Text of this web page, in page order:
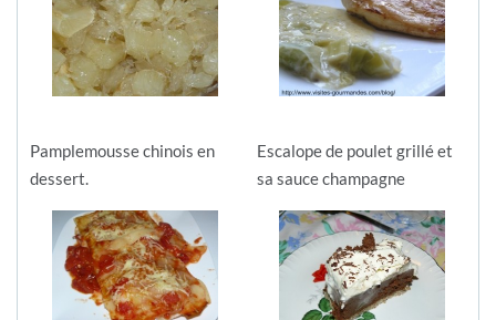
Pamplemousse chinois en
dessert.
Escalope de poulet grillé et
sa sauce champagne